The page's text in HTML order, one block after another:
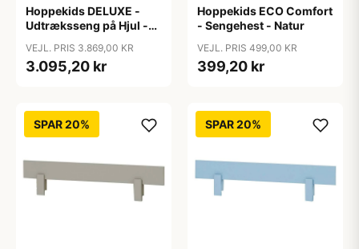
Hoppekids DELUXE -
Udtræksseng på Hjul -
VEJL. PRIS 3.869,00 KR
3.095,20 kr
Hoppekids ECO Comfort
- Sengehest - Natur
VEJL. PRIS 499,00 KR
399,20 kr
SPAR 20% SPAR 20%